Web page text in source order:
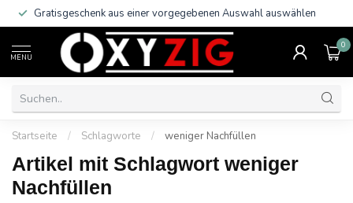
Gratisgeschenk aus einer vorgegebenen Auswahl auswählen
MENU
0
Startseite / Schlagworte / weniger Nachfüllen
Artikel mit Schlagwort weniger
Nachfüllen